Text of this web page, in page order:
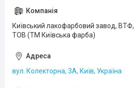
Київський лакофарбовий завод, ВТФ,
ТОВ (ТМ Київська фарба)
вул. Колекторна, 3А, Київ, Україна